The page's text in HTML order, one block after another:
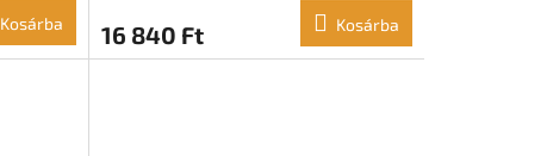
Kosárba 16 840 Ft Kosárba